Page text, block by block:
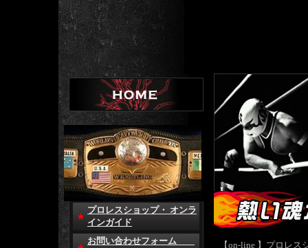
プロレスショップ・ オンラ
インガイド
お問い合わせフォーム
【on-line 】プロレ